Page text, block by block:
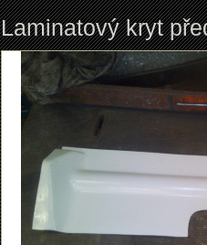
Laminatový kryt